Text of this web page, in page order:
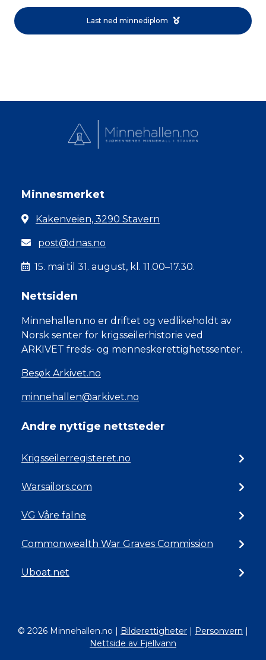
Last ned minnediplom
Minnesmerket
Kakenveien, 3290 Stavern
post@dnas.no
15. mai til 31. august, kl. 11.00–17.30.
Nettsiden
Minnehallen.no er driftet og vedlikeholdt av
Norsk senter for krigsseilerhistorie ved
ARKIVET freds- og menneskerettighetssenter.
Besøk Arkivet.no
minnehallen@arkivet.no
Andre nyttige nettsteder
Krigsseilerregisteret.no
Warsailors.com
VG Våre falne
Commonwealth War Graves Commission
Uboat.net
© 2026 Minnehallen.no | Bilderettigheter | Personvern |
Nettside av Fjellvann
Norsk bokmål